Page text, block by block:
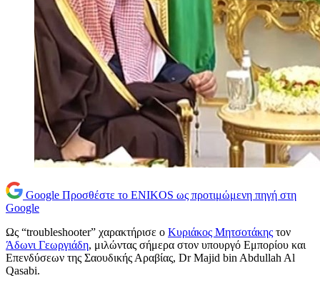
Google Προσθέστε το ENIKOS ως προτιμώμενη πηγή στη
Google
Ως “troubleshooter” χαρακτήρισε ο Κυριάκος Μητσοτάκης τον
Άδωνι Γεωργιάδη, μιλώντας σήμερα στον υπουργό Εμπορίου και
Επενδύσεων της Σαουδικής Αραβίας, Dr Majid bin Abdullah Al
Qasabi.